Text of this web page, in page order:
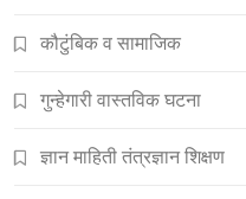
कौटुंबिक व सामाजिक
गुन्हेगारी वास्तविक घटना
ज्ञान माहिती तंत्रज्ञान शिक्षण